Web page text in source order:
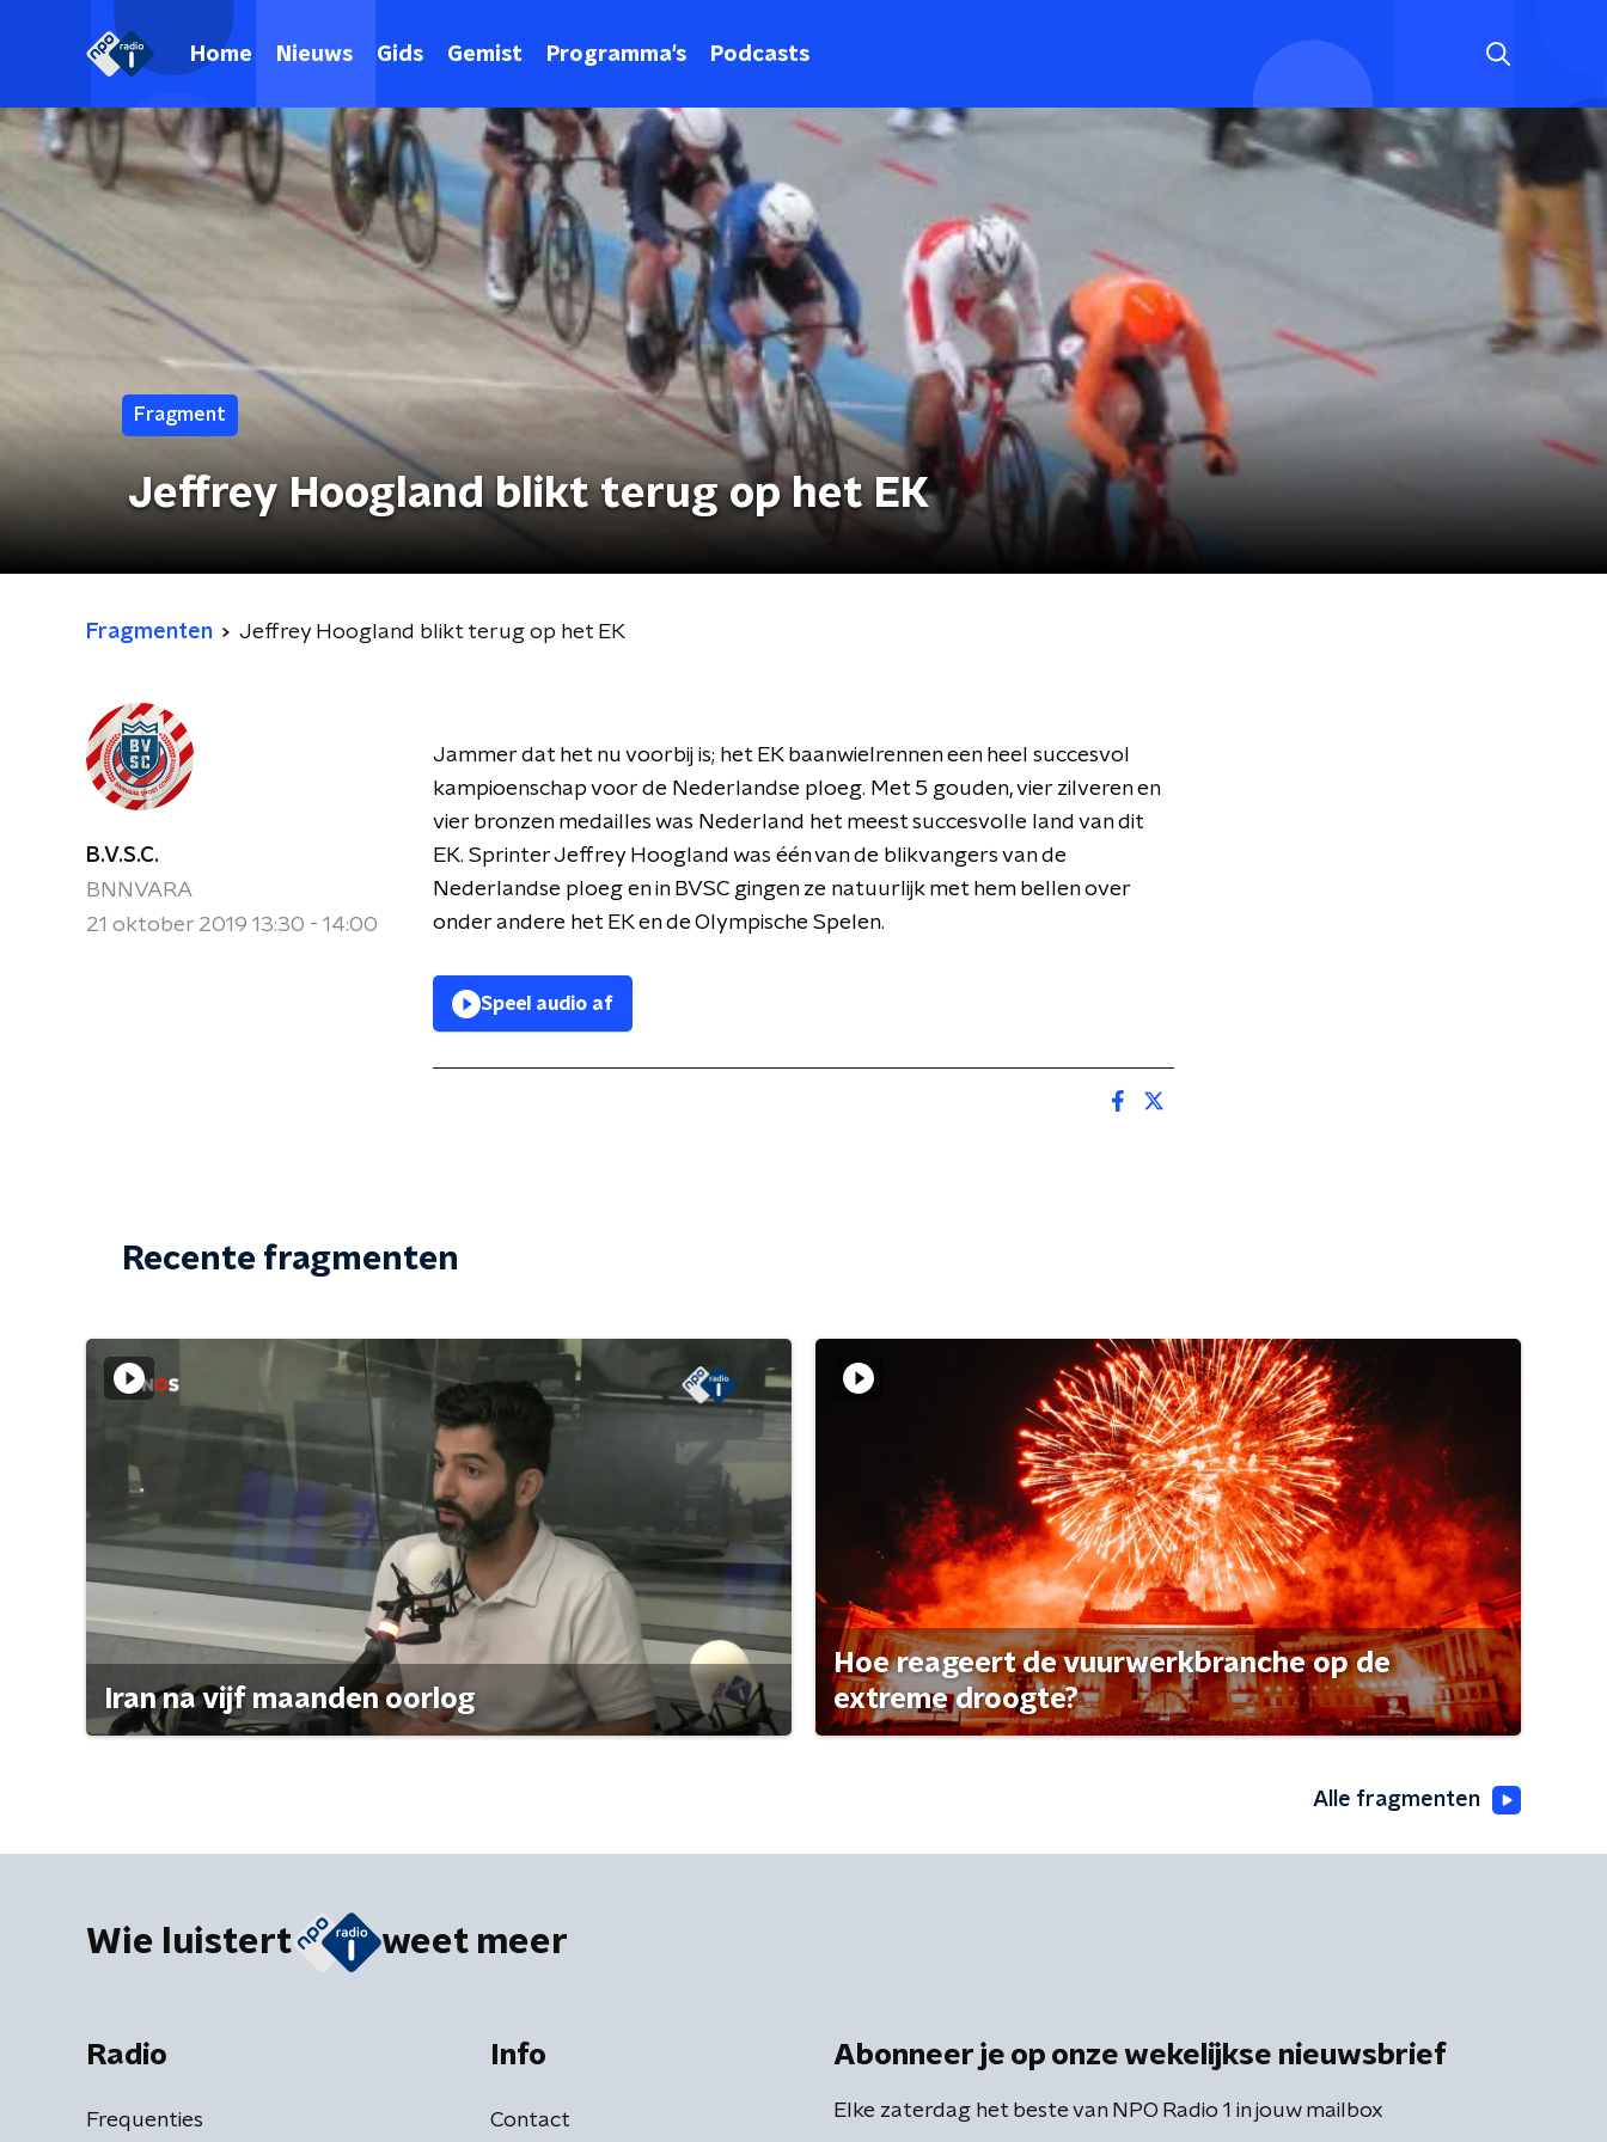
Home Nieuws Gids Gemist Programma's Podcasts
Fragment
Jeffrey Hoogland blikt terug op het EK
Fragmenten Jeffrey Hoogland blikt terug op het EK
B.V.S.C.
BNNVARA
21 oktober 2019 13:30 - 14:00
Jammer dat het nu voorbij is; het EK baanwielrennen een heel succesvol
kampioenschap voor de Nederlandse ploeg. Met 5 gouden, vier zilveren en
vier bronzen medailles was Nederland het meest succesvolle land van dit
EK. Sprinter Jeffrey Hoogland was één van de blikvangers van de
Nederlandse ploeg en in BVSC gingen ze natuurlijk met hem bellen over
onder andere het EK en de Olympische Spelen.
Speel audio af
Recente fragmenten
Iran na vijf maanden oorlog
Hoe reageert de vuurwerkbranche op de
extreme droogte?
Alle fragmenten
Wie luistert weet meer
Radio
Frequenties
Info
Contact
Abonneer je op onze wekelijkse nieuwsbrief
Elke zaterdag het beste van NPO Radio 1 in jouw mailbox